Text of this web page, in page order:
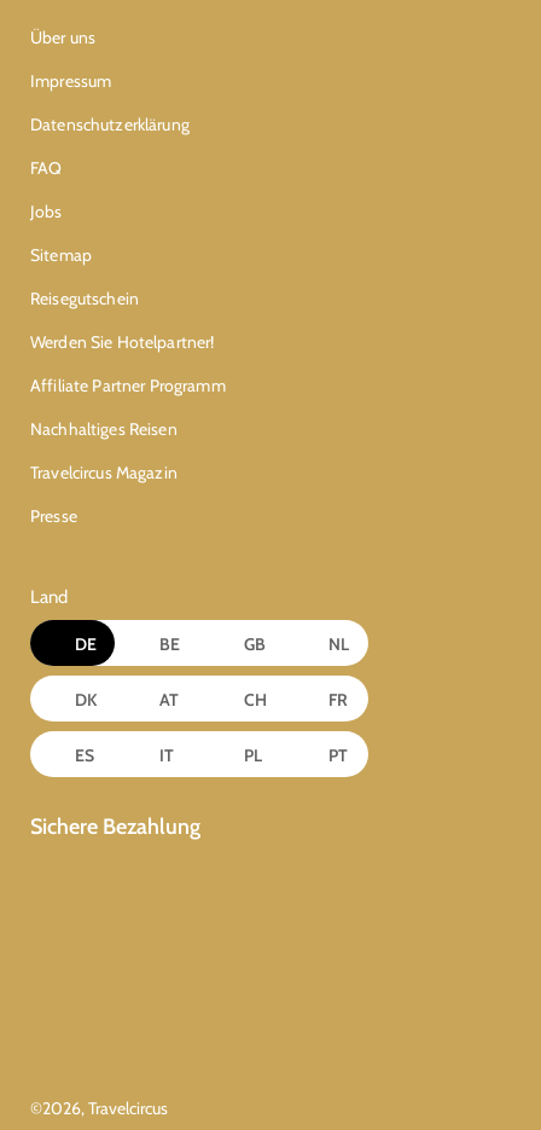
Über uns
Impressum
Datenschutzerklärung
FAQ
Jobs
Sitemap
Reisegutschein
Werden Sie Hotelpartner!
Affiliate Partner Programm
Nachhaltiges Reisen
Travelcircus Magazin
Presse
Land
DE BE GB NL
DK AT CH FR
ES IT PL PT
Sichere Bezahlung
©2026, Travelcircus